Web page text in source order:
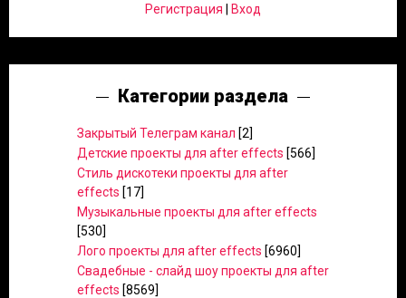
Регистрация
Вход
Категории раздела
Закрытый Телеграм канал [2]
Детские проекты для after effects [566]
Стиль дискотеки проекты для after
effects [17]
Музыкальные проекты для after effects
[530]
Лого проекты для after effects [6960]
Свадебные - слайд шоу проекты для after
effects [8569]